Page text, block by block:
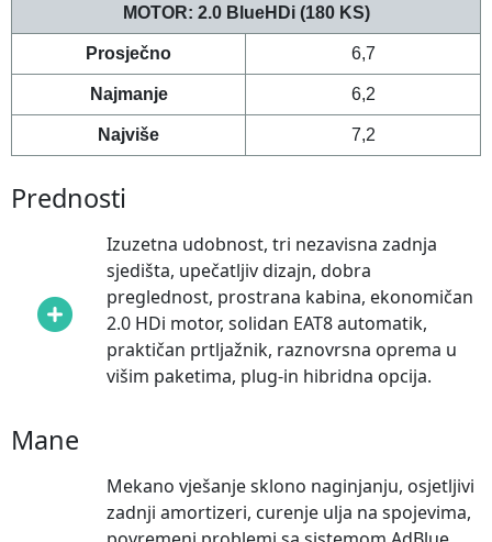
MOTOR: 2.0 BlueHDi (180 KS)
Prosječno 6,7
Najmanje 6,2
Najviše 7,2
Prednosti
Izuzetna udobnost, tri nezavisna zadnja
sjedišta, upečatljiv dizajn, dobra
preglednost, prostrana kabina, ekonomičan
2.0 HDi motor, solidan EAT8 automatik,
praktičan prtljažnik, raznovrsna oprema u
višim paketima, plug-in hibridna opcija.
Mane
Mekano vješanje sklono naginjanju, osjetljivi
zadnji amortizeri, curenje ulja na spojevima,